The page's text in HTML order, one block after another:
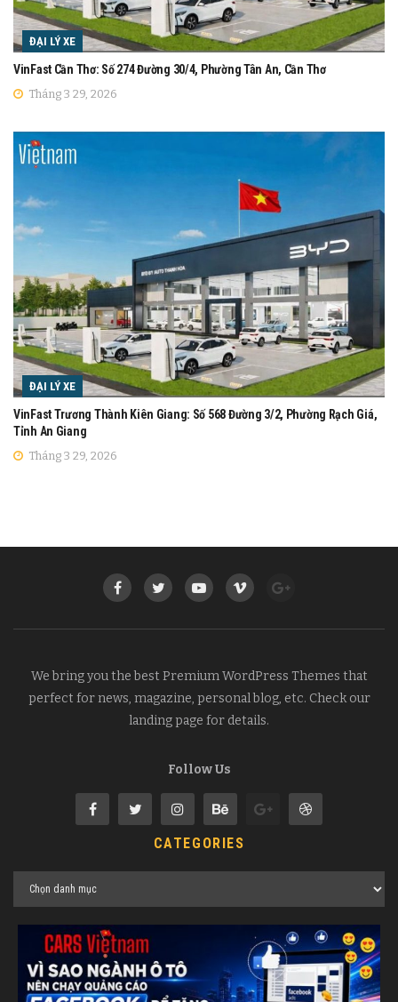
ĐẠI LÝ XE
VinFast Cần Thơ: Số 274 Đường 30/4, Phường Tân An, Cần Thơ
Tháng 3 29, 2026
ĐẠI LÝ XE
VinFast Trương Thành Kiên Giang: Số 568 Đường 3/2, Phường Rạch Giá,
Tỉnh An Giang
Tháng 3 29, 2026
We bring you the best Premium WordPress Themes that
perfect for news, magazine, personal blog, etc. Check our
landing page for details.
Follow Us
CATEGORIES
Categories